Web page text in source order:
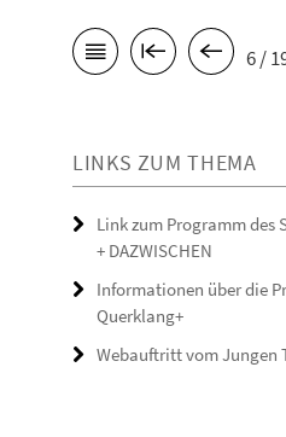
6 /
LINKS ZUM THEMA
Link zum Programm des
+ DAZWISCHEN
Informationen über die
Querklang+
Webauftritt vom Jungen